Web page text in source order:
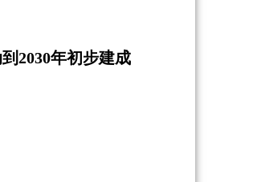
2030年初步建成